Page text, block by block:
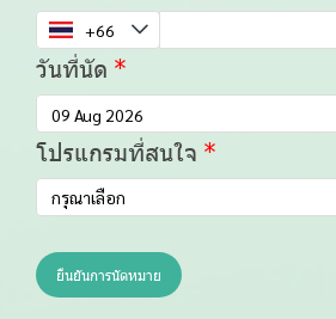
วันที่นัด
โปรแกรมที่สนใจ
กรุณาเลือก
ยืนยันการนัดหมาย